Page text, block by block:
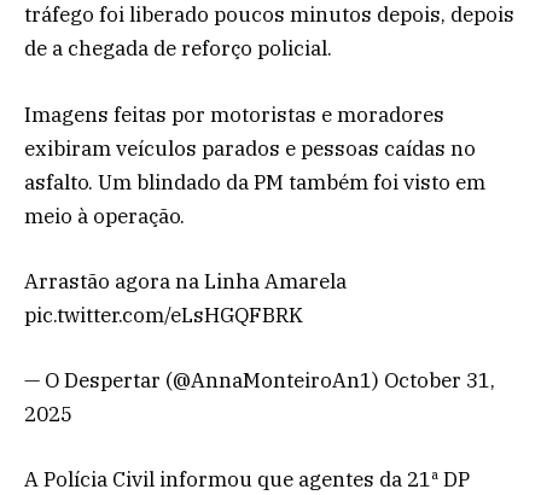
tráfego foi liberado poucos minutos depois, depois
de a chegada de reforço policial.
Imagens feitas por motoristas e moradores
exibiram veículos parados e pessoas caídas no
asfalto. Um blindado da PM também foi visto em
meio à operação.
Arrastão agora na Linha Amarela
pic.twitter.com/eLsHGQFBRK
— O Despertar (@AnnaMonteiroAn1) October 31,
2025
A Polícia Civil informou que agentes da 21ª DP